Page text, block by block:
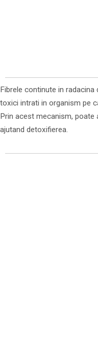
Fibrele continute in
toxici intrati in organism pe
Prin acest mecanism, poate
ajutand detoxifierea.